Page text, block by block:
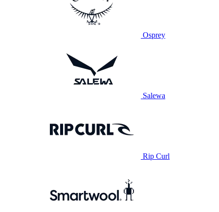
Osprey
Salewa
Rip Curl